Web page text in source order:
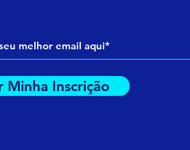
Minha Inscrição